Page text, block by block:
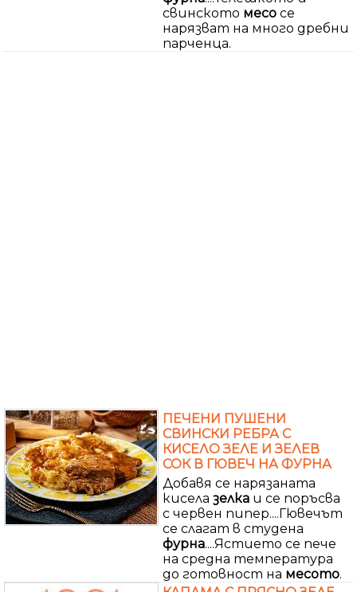
свинското месо се
нарязват на много дребни
парченца.
ПЕЧЕНИ ПУШЕНИ
СВИНСКИ РЕБРА С
КИСЕЛО ЗЕЛЕ И ЗЕЛЕВ
СОК В ГЮВЕЧ НА ФУРНА
Добавя се нарязаната
кисела зелка и се поръсва
с червен пипер....Гювечът
се слагат в студена
фурна....Ястието се пече
на средна температура
до готовност на месото.